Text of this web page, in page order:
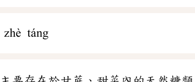
zhè táng